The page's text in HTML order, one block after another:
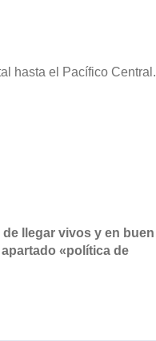
hasta el Pacífico Central.
llegar vivos y en buen
«política de